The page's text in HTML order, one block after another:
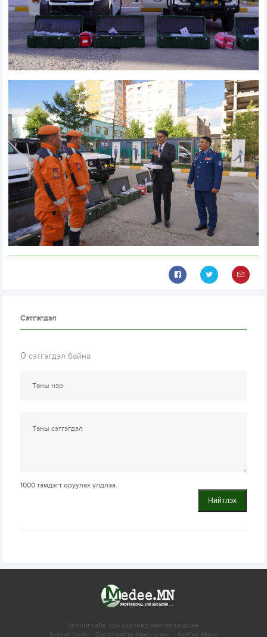
Сэтгэгдэл
0 сэтгэгдэл байна
1000 тэмдэгт оруулах үлдлээ.
Нийтлэх
Зохиогчийн эрх хуулиар хамгаалагдсан.
Бидний тухай Сурталчилгаа байршуулах Холбоо барих